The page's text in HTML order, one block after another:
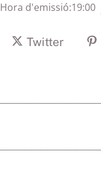
Hora d'emissió:19:00
Twitter